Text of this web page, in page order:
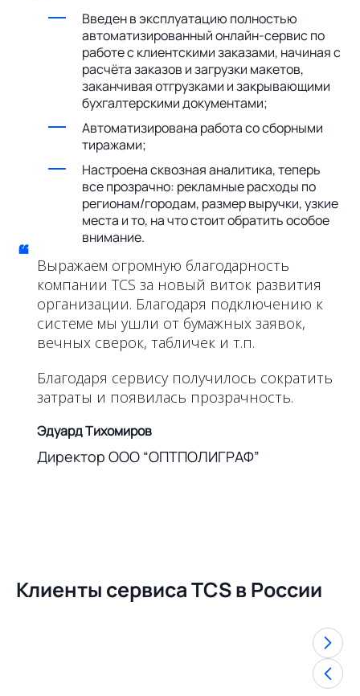
Введен в эксплуатацию полностью
автоматизированный онлайн-сервис по
работе с клиентскими заказами, начиная с
расчёта заказов и загрузки макетов,
заканчивая отгрузками и закрывающими
бухгалтерскими документами;
Автоматизирована работа со сборными
тиражами;
Настроена сквозная аналитика, теперь
все прозрачно: рекламные расходы по
регионам/городам, размер выручки, узкие
места и то, на что стоит обратить особое
внимание.
“ Выражаем огромную благодарность
компании TCS за новый виток развития
организации. Благодаря подключению к
системе мы ушли от бумажных заявок,
вечных сверок, табличек и т.п.
Благодаря сервису получилось сократить
затраты и появилась прозрачность.
Эдуард Тихомиров
Директор ООО “ОПТПОЛИГРАФ”
Клиенты сервиса TCS в России